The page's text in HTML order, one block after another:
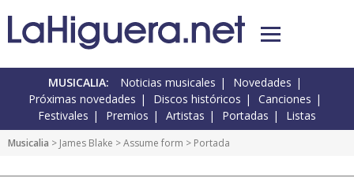
MUSICALIA: Noticias musicales
Novedades
Próximas novedades
Discos históricos
Canciones
Festivales
Premios Artistas Portadas Listas
Musicalia > James Blake >Assume form > Portada